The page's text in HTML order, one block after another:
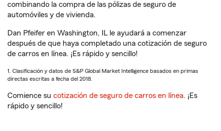
combinando la compra de las pólizas de seguro de
automóviles y de vivienda.
Dan Pfeifer en Washington, IL le ayudará a comenzar
después de que haya completado una cotización de seguro
de carros en línea. ¡Es rápido y sencillo!
1. Clasificación y datos de S&P Global Market Intelligence basados en primas
directas escritas a fecha del 2018.
Comience su cotización de seguro de carros en línea. ¡Es
rápido y sencillo!